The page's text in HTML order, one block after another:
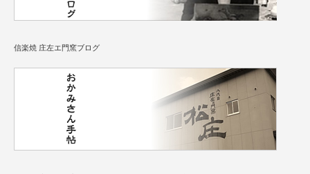
信楽焼 庄左エ門窯ブログ